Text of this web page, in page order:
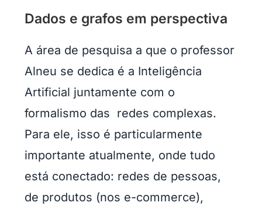
Dados e grafos em perspectiva
A área de pesquisa a que o professor
Alneu se dedica é a Inteligência
Artificial juntamente com o
formalismo das redes complexas.
Para ele, isso é particularmente
importante atualmente, onde tudo
está conectado: redes de pessoas,
de produtos (nos e-commerce),